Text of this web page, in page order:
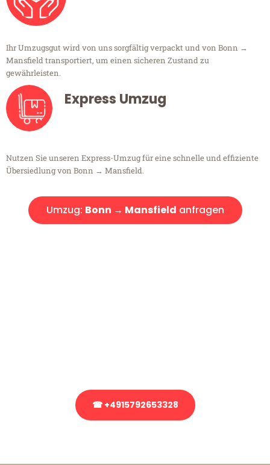
Ihr Umzugsgut wird von uns sorgfältig verpackt und von Bonn →
Mansfield transportiert, um einen sicheren Zustand zu
gewährleisten.
Express Umzug
Nutzen Sie unseren Express-Umzug für eine schnelle und effiziente
Übersiedlung von Bonn → Mansfield.
Umzug: Bonn → Mansfield anfragen
☎ +4915792653328